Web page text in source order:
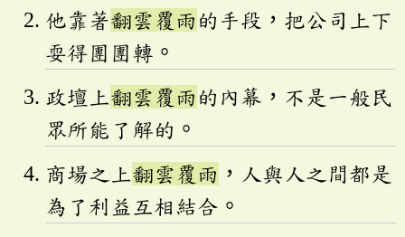
他靠著翻雲覆雨 的手段，把公司上下
耍得團團轉。
政壇上翻雲覆雨 的內幕，不是一般民
眾所能了解的。
商場之上翻雲覆雨 ，人與人之間都是
為了利益互相結合。